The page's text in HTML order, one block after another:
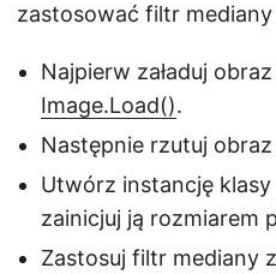
zastosować filtr
Najpierw załaduj
Image.Load().
Następnie rzutuj
Utwórz instancję klasy
zainicjuj ją rozmiarem
Zastosuj filtr mediany